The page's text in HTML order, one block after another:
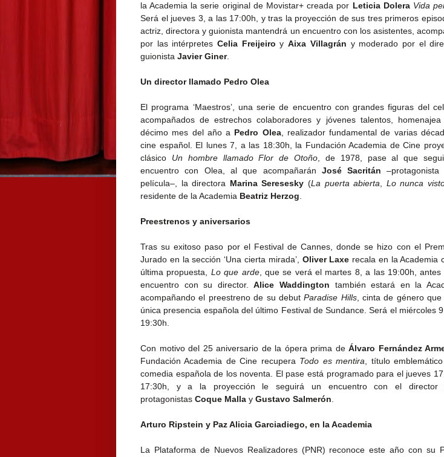
la Academia la serie original de Movistar+ creada por Leticia Dolera Vida
Será el jueves 3, a las 17:00h, y tras la proyección de sus tres primeros
actriz, directora y guionista mantendrá un encuentro con los asistentes,
por las intérpretesCelia Freijeiro yAixa Villagrán y moderado por el
guionista Javier Giner.
Un director llamado Pedro Olea
El programa ‘Maestros’, una serie de encuentro con grandes figuras del
acompañados de estrechos colaboradores y jóvenes talentos,
décimo mes del año a Pedro Olea, realizador fundamental de varias
cine español. El lunes 7, a las 18:30h, la Fundación Academia de Cine
clásico Un hombre llamado Flor de Otoño , de 1978, pase al que
encuentro con Olea, al que acompañarán José Sacritán
película–, la directora Marina Seresesky (La puerta abierta Lo nunca
residente de la Academia Beatriz Herzog
Preestrenos y aniversarios
Tras su exitoso paso por el Festival de Cannes, donde se hizo con el
Jurado en la sección ‘Una cierta mirada’, Oliver Laxe recala en la Academia
última propuesta, Lo que arde, que se verá el martes 8, a las 19:00h, antes
encuentro con su director.Alice Waddington también estará en la
acompañando el preestreno de su debutParadise Hills, cinta de género que
única presencia española del último Festival de Sundance. Será el miércoles
19:30h.
Con motivo del 25 aniversario de la ópera prima deÁlvaro Fernández
Fundación Academia de Cine recupera Todo es mentira , título
comedia española de los noventa. El pase está programado para el jueves
17:30h, y a la proyección le seguirá un encuentro con el
protagonistas Coque Malla y Gustavo Salmerón
Arturo Ripstein y Paz Alicia Garciadiego, en la Academia
La Plataforma de Nuevos Realizadores (PNR) reconoce este año con su